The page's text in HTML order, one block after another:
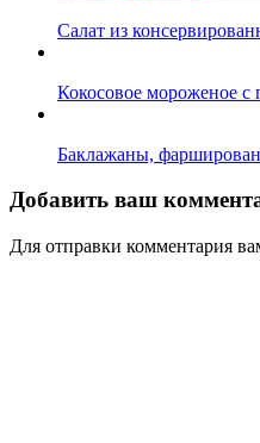
Салат из
Кокосовое мороженое с
Баклажаны,
Добавить ваш
Для отправки комментария